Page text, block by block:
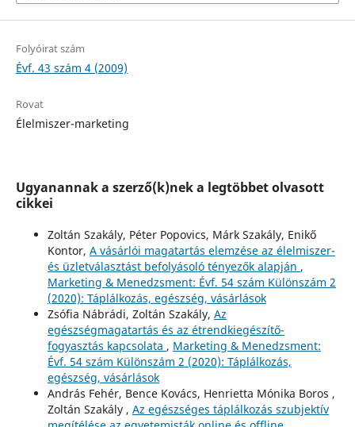
Folyóirat szám
Évf. 43 szám 4 (2009)
Rovat
Élelmiszer-marketing
Ugyanannak a szerző(k)nek a legtöbbet olvasott
cikkei
Zoltán Szakály, Péter Popovics, Márk Szakály, Enikő
Kontor, A vásárlói magatartás elemzése az élelmiszer-
és üzletválasztást befolyásoló tényezők alapján ,
Marketing & Menedzsment: Évf. 54 szám Különszám 2
(2020): Táplálkozás, egészség, vásárlások
Zsófia Nábrádi, Zoltán Szakály, Az
egészségmagatartás és az étrendkiegészítő-
fogyasztás kapcsolata , Marketing & Menedzsment:
Évf. 54 szám Különszám 2 (2020): Táplálkozás,
egészség, vásárlások
András Fehér, Bence Kovács, Henrietta Mónika Boros ,
Zoltán Szakály , Az egészséges táplálkozás szubjektív